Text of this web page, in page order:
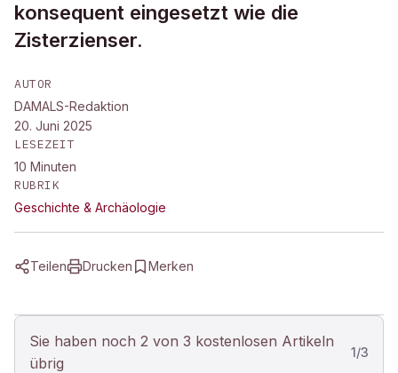
konsequent eingesetzt wie die
Zisterzienser.
AUTOR
DAMALS-Redaktion
20. Juni 2025
LESEZEIT
10 Minuten
RUBRIK
Geschichte & Archäologie
Teilen Drucken Merken
Sie haben noch 2 von 3 kostenlosen Artikeln
übrig
1/3